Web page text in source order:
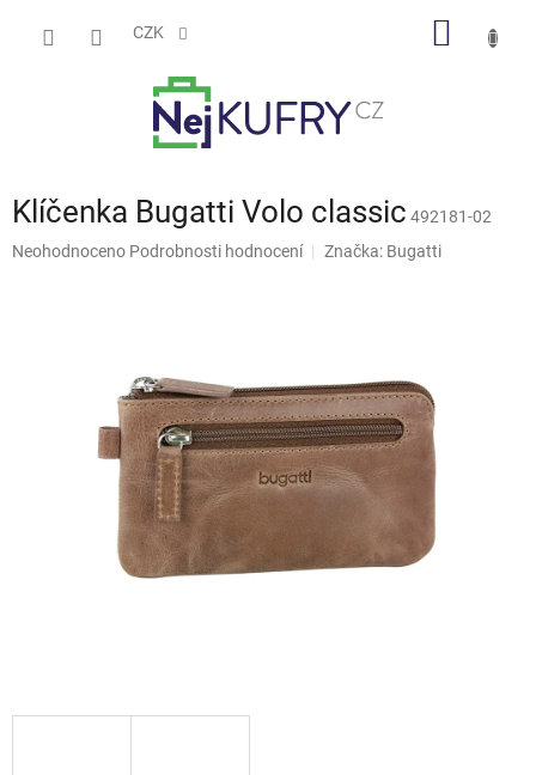
CZK
Klíčenka Bugatti Volo classic 492181-02
Průměrné
Neohodnoceno Podrobnosti hodnocení Značka: Bugatti